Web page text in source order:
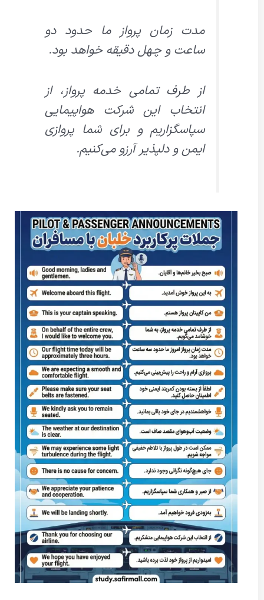
مدت زمان پرواز ما حدود دو
ساعت و چهل دقیقه خواهد بود.
از طرف تمامی خدمه پرواز، از
انتخاب این شرکت هواپیمایی
سپاسگزاریم و برای شما پروازی
ایمن و دلپذیر آرزو می‌کنیم.